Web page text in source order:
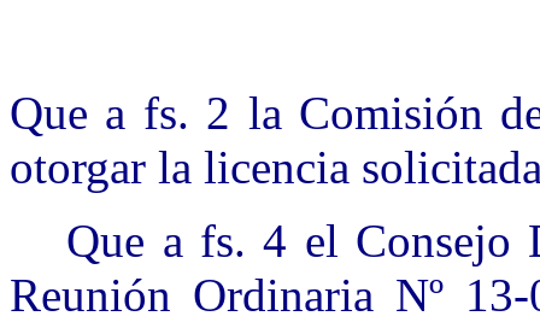
Que a fs. 2 la Comisión
otorgar la licencia
Que a fs. 4 el Consejo
Reunión Ordinaria Nº